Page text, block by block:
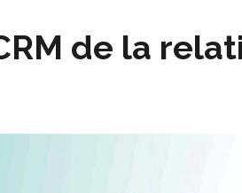
de la